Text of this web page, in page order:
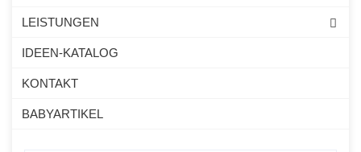
LEISTUNGEN
IDEEN-KATALOG
KONTAKT
BABYARTIKEL